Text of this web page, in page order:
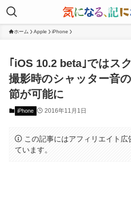
ホーム Apple iPhone
｢iOS 10.2 beta｣ではス
撮影時のシャッター音
節が可能に
iPhone 2016年11月1日
この記事にはアフィリエイト
ています。